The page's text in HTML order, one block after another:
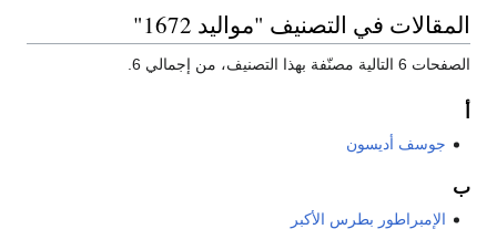
المقالات في التصنيف "مواليد 1672"
الصفحات 6 التالية مصنّفة بهذا التصنيف، من إجمالي 6.
جوسف أديسون
ب
الإمبراطور بطرس الأكبر